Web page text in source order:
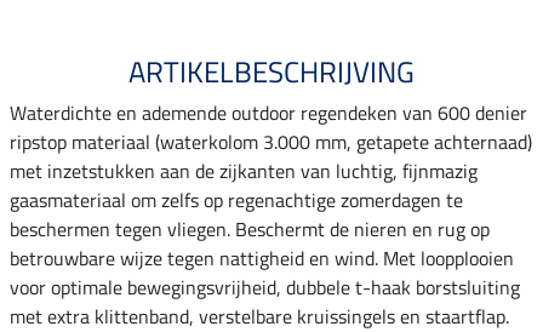
ARTIKELBESCHRIJVING
Waterdichte en ademende outdoor regendeken van 600 denier
ripstop materiaal (waterkolom 3.000 mm, getapete achternaad)
met inzetstukken aan de zijkanten van luchtig, fijnmazig
gaasmateriaal om zelfs op regenachtige zomerdagen te
beschermen tegen vliegen. Beschermt de nieren en rug op
betrouwbare wijze tegen nattigheid en wind. Met loopplooien
voor optimale bewegingsvrijheid, dubbele t-haak borstsluiting
met extra klittenband, verstelbare kruissingels en staartflap.